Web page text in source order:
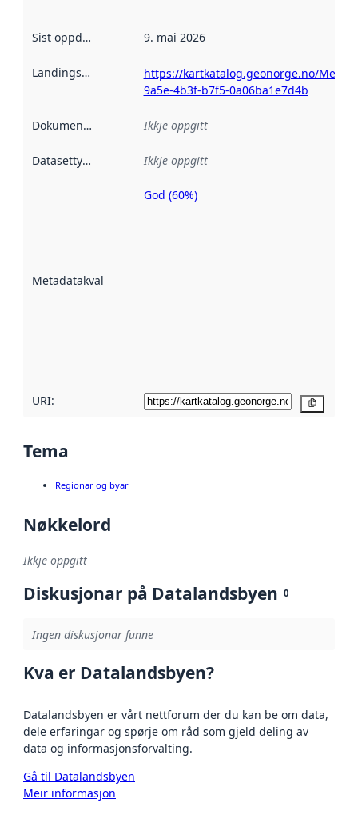
Sist oppdatert 9. mai 2026
Landingsside
https://kartkatalog.geonorge.no/
9a5e-4b3f-b7f5-0a06ba1e7d4b
Dokumentasjon Ikkje oppgitt
Datasettype Ikkje oppgitt
Metadatakvalitet
Metadatakvalitet
God (60%)
URI:
Tema
Regionar og byar
Nøkkelord
Ikkje oppgitt
Diskusjonar på Datalandsbyen 0
Ingen diskusjonar funne
Kva er Datalandsbyen?
Datalandsbyen er vårt nettforum der du kan be om data,
dele erfaringar og spørje om råd som gjeld deling av
data og informasjonsforvalting.
Gå til Datalandsbyen
Meir informasjon